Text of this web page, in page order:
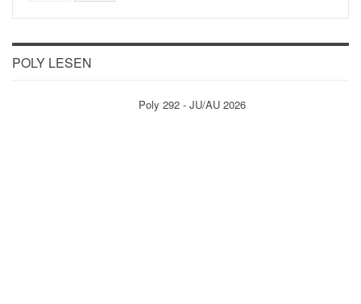
POLY LESEN
Poly 292 - JU/AU 2026